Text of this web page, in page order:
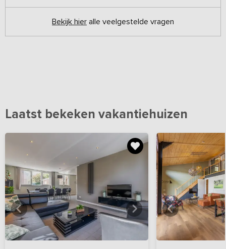
Bekijk hier alle veelgestelde vragen
Laatst bekeken vakantiehuizen
Bekijkhieralle foto's Bekijk